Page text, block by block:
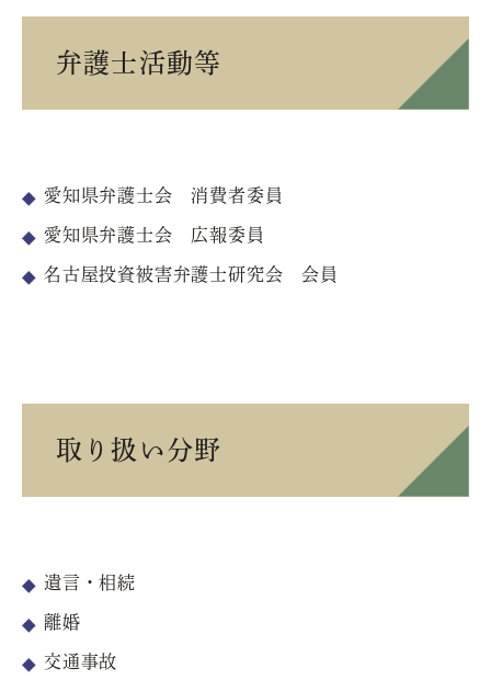
弁護士活動等
愛知県弁護士会 消費者委員
愛知県弁護士会 広報委員
名古屋投資被害弁護士研究会 会員
取り扱い分野
遺言・相続
離婚
交通事故